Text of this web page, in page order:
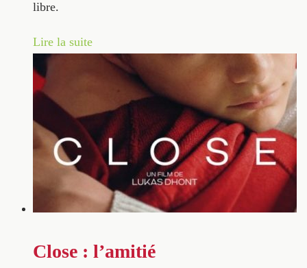
libre.
Lire la suite
Close : l’amitié